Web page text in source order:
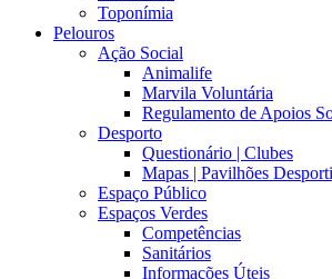
Toponímia
Pelouros
Ação Social
Animalife
Marvila Voluntária
Regulamento de Apoios
Desporto
Questionário | Clubes
Mapas | Pavilhões
Espaço Público
Espaços Verdes
Competências
Sanitários
Informações Úteis